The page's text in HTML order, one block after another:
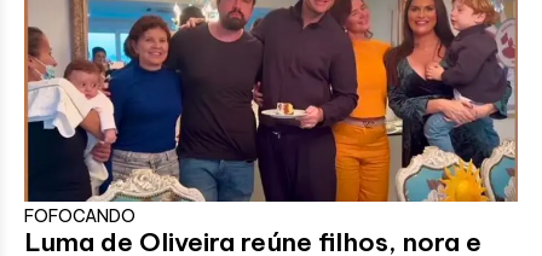
FOFOCANDO
Luma de Oliveira reúne filhos, nora e